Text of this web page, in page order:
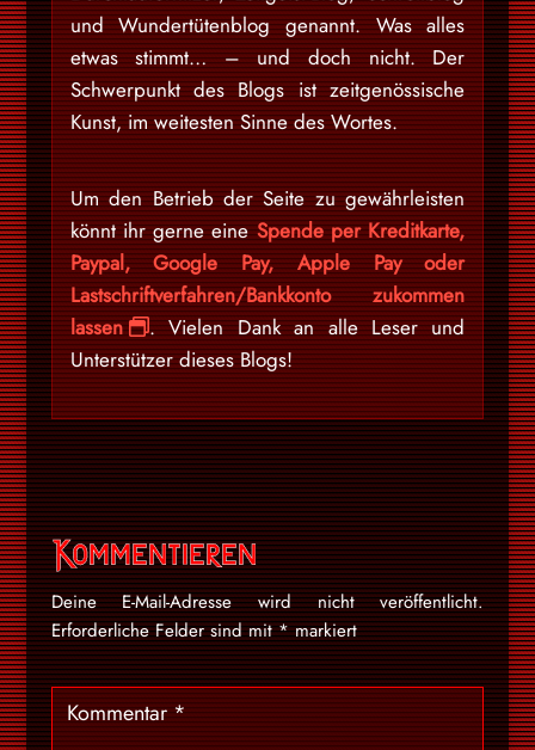
und Wundertütenblog genannt. Was alles
etwas stimmt… – und doch nicht. Der
Schwerpunkt des Blogs ist zeitgenössische
Kunst, im weitesten Sinne des Wortes.
Um den Betrieb der Seite zu gewährleisten
könnt ihr gerne eineSpende per Kreditkarte,
Paypal, Google Pay, Apple Pay oder
Lastschriftverfahren/Bankkonto zukommen
lassen
. Vielen Dank an alle Leser und
Unterstützer dieses Blogs!
Kommentieren
Deine E-Mail-Adresse wird nicht veröffentlicht.
Erforderliche Felder sind mit*markiert